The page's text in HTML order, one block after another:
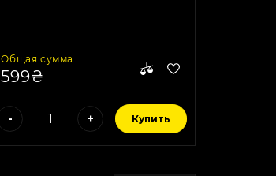
Общая сумма
599₴
- + Купить